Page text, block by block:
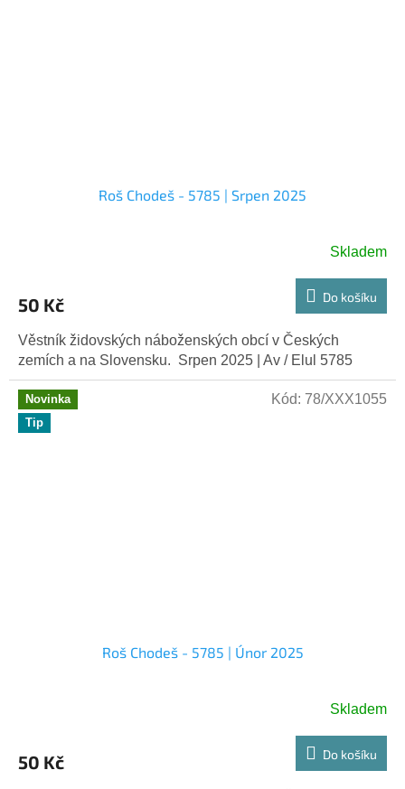
Roš Chodeš - 5785 | Srpen 2025
Skladem
50 Kč Do košíku
Věstník židovských náboženských obcí v Českých
zemích a na Slovensku. Srpen 2025 | Av / Elul 5785
Novinka
Tip
Roš Chodeš - 5785 | Únor 2025
Skladem
50 Kč Do košíku
Kód: 78/XXX1055